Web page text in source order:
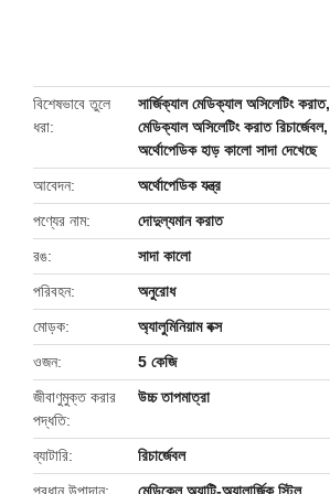
বিশেষভাবে তুলে
ধরা
সার্জিক্যাল মেডিক্যাল অসিলেটিং করাত,
মেডিক্যাল অসিলেটিং করাত রিচার্জেবল,
অর্থোপেডিক হাড় কালো সাদা দেখেছে
আবেদন
অর্থোপেডিক যন্ত্র
পণ্যের নাম
দোদুল্যমান করাত
রঙ
সাদা কালো
পরিবহন
অনুরোধ
মোড়ক
অ্যালুমিনিয়াম বক্স
ওজন
5 কেজি
জীবাণুমুক্ত করার
পদ্ধতি
উচ্চ তাপমাত্রা
ব্যাটারি
রিচার্জেবল